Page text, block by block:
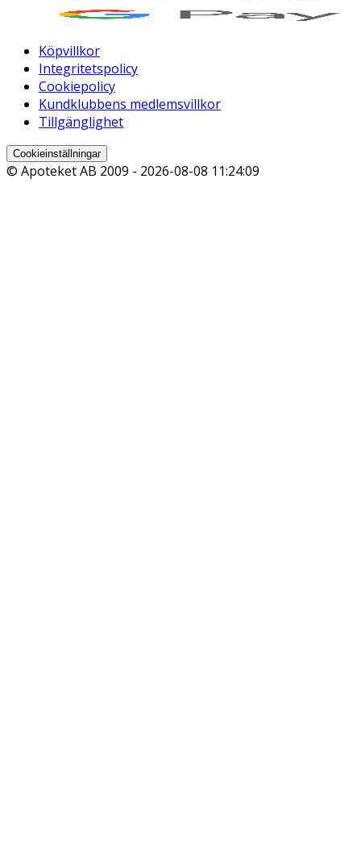
Köpvillkor
Integritetspolicy
Cookiepolicy
Kundklubbens medlemsvillkor
Tillgänglighet
Cookieinställningar
© Apoteket AB 2009 - 2026-08-08 11:24:09